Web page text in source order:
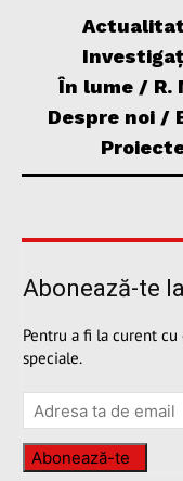
În lume / R.
Despre noi /
Abonează-te
Pentru a fi la curent
speciale.
Abonează-te